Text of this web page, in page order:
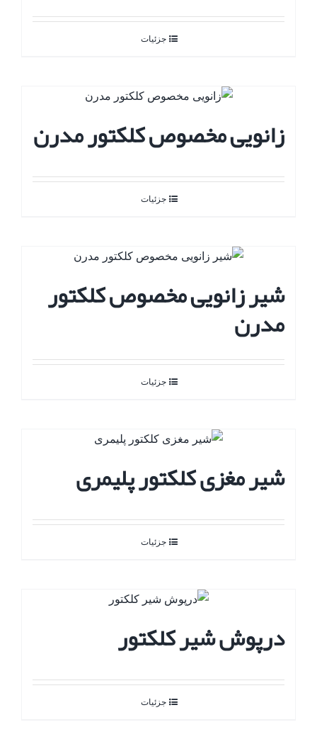
جزئیات
زانویی مخصوص کلکتور مدرن
جزئیات
شیر زانویی مخصوص کلکتور
مدرن
جزئیات
شیر مغزی کلکتور پلیمری
جزئیات
درپوش شیر کلکتور
جزئیات